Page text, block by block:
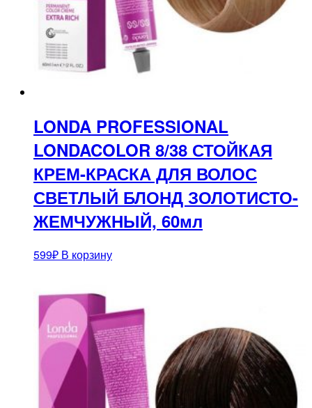
LONDA PROFESSIONAL
LONDACOLOR 8/38 СТОЙКАЯ
КРЕМ-КРАСКА ДЛЯ ВОЛОС
СВЕТЛЫЙ БЛОНД ЗОЛОТИСТО-
ЖЕМЧУЖНЫЙ, 60мл
599₽ В корзину